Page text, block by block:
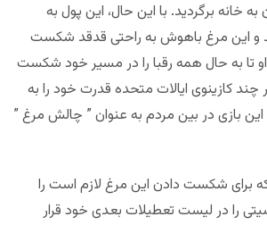
خانه برگردید. با این حال، این پول به
و این مرغ باهوش به راحتی قدقد شکست
تا به حال همه رقبا را در مسیر خود شکست
کازینوی ایالات متحده قدرت خود را به
بازی در بین مردم به عنوان ” چالش مرغ ”
برای شکست دادن این مرغ لازم است را
را در لیست تعطیلات بعدی خود قرار